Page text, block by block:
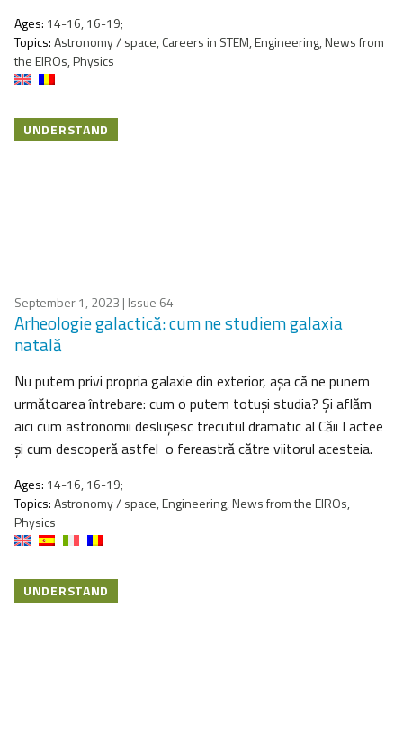
Ages: 14-16, 16-19;
Topics:Astronomy / space, Careers in STEM, Engineering, News from
the EIROs, Physics
UNDERSTAND
September 1, 2023 | Issue 64
Arheologie galactică: cum ne studiem galaxia
natală
Nu putem privi propria galaxie din exterior, așa că ne punem
următoarea întrebare: cum o putem totuși studia? Și aflăm
aici cum astronomii deslușesc trecutul dramatic al Căii Lactee
și cum descoperă astfel o fereastră către viitorul acesteia.
Ages: 14-16, 16-19;
Topics:Astronomy / space, Engineering, News from the EIROs,
Physics
UNDERSTAND